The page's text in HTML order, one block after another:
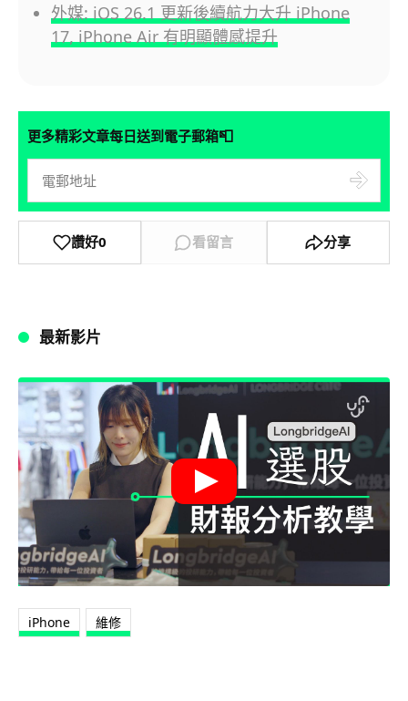
外媒: iOS 26.1 更新後續航力大升 iPhone
17, iPhone Air 有明顯體感提升
更多精彩文章每日送到電子郵箱📮
讚好0 看留言 分享
最新影片
iPhone 維修